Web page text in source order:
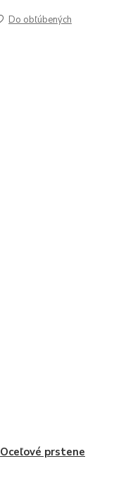
Do obľúbených
Oceľové prstene